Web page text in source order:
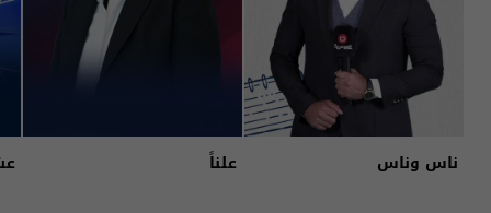
ناس وناس علناً